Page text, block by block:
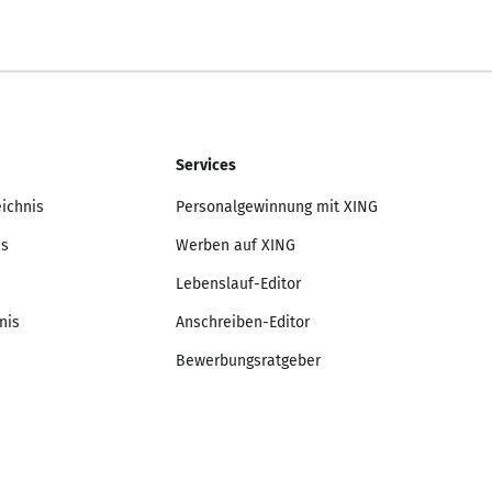
Services
Personalgewinnung mit XING
Werben auf XING
Lebenslauf-Editor
Anschreiben-Editor
Bewerbungsratgeber